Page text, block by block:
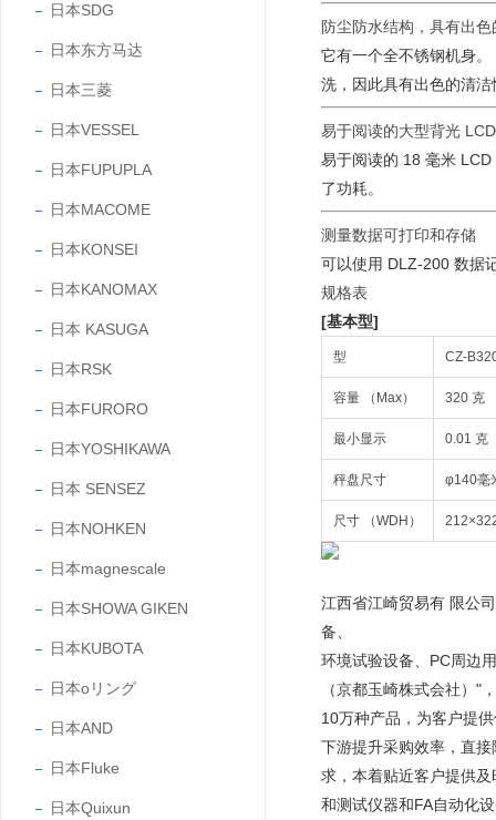
日本SDG
日本东方马达
日本三菱
日本VESSEL
日本FUPUPLA
日本MACOME
日本KONSEI
日本KANOMAX
日本 KASUGA
日本RSK
日本FURORO
日本YOSHIKAWA
日本 SENSEZ
日本NOHKEN
日本magnescale
日本SHOWA GIKEN
日本KUBOTA
日本oリング
日本AND
日本Fluke
日本Quixun
防尘防水结构，具有出
它有一个全不锈钢机身
洗，因此具有出色的清
易于阅读的大型背光
易于阅读的 18 毫米
了功耗。
测量数据可打印和存储
可以使用 DLZ-200 数据
规格表
[基本型]
型 CZ-
容量 （Max） 320 克
最小显示 0.01 克
秤盘尺寸 φ140毫
尺寸 （WDH）
江西省江崎贸易有 限公
备、
环境试验设备、PC周边
（京都玉崎株式会社）"
10万种产品，为客户提
下游提升采购效率，直
求，本着贴近客户提供
和测试仪器和FA自动化